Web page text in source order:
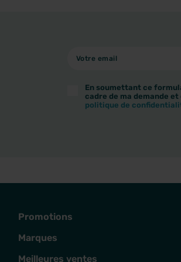
En soumettant ce
cadre de ma demande
politique de
Promotions
Marques
Meilleures ventes